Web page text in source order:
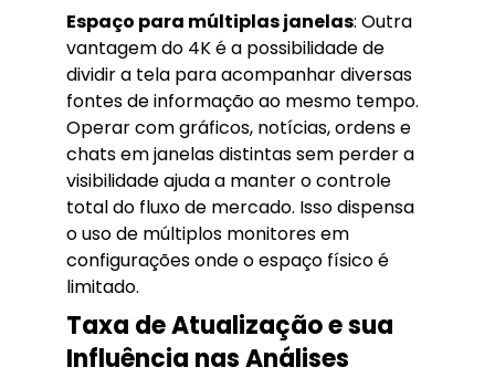
Espaço para múltiplas janelas: Outra
vantagem do 4K é a possibilidade de
dividir a tela para acompanhar diversas
fontes de informação ao mesmo tempo.
Operar com gráficos, notícias, ordens e
chats em janelas distintas sem perder a
visibilidade ajuda a manter o controle
total do fluxo de mercado. Isso dispensa
o uso de múltiplos monitores em
configurações onde o espaço físico é
limitado.
Taxa de Atualização e sua
Influência nas Análises